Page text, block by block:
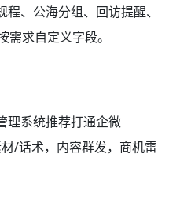
、公海分组、回访提醒、
求自定义字段。
理系统推荐打通企微
/话术，内容群发，商机雷